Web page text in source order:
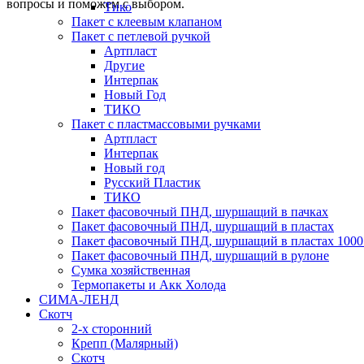
вопросы и поможем с выбором.
Тико
Пакет с клеевым клапаном
Пакет с петлевой ручкой
Артпласт
Другие
Интерпак
Новый Год
ТИКО
Пакет с пластмассовыми ручками
Артпласт
Интерпак
Новый год
Русский Пластик
ТИКО
Пакет фасовочный ПНД, шуршащий в пачках
Пакет фасовочный ПНД, шуршащий в пластах
Пакет фасовочный ПНД, шуршащий в пластах
Пакет фасовочный ПНД, шуршащий в рулоне
Сумка хозяйственная
Термопакеты и Акк Холода
СИМА-ЛЕНД
Скотч
2-х сторонний
Крепп (Малярный)
Скотч